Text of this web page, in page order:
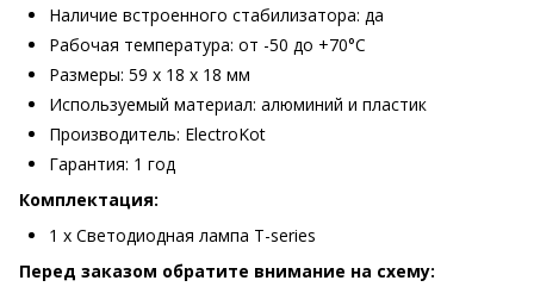
Наличие встроенного стабилизатора: да
Рабочая температура: от -50 до +70°С
Размеры: 59 х 18 х 18 мм
Используемый материал: алюминий и пластик
Производитель: ElectroKot
Гарантия: 1 год
Комплектация:
1 х Светодиодная лампа T-series
Перед заказом обратите внимание на схему: